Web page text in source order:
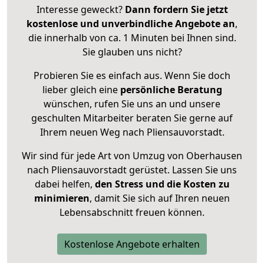
Interesse geweckt? Dann fordern Sie jetzt
kostenlose und unverbindliche Angebote an,
die innerhalb von ca. 1 Minuten bei Ihnen sind.
Sie glauben uns nicht?
Probieren Sie es einfach aus. Wenn Sie doch
lieber gleich eine persönliche Beratung
wünschen, rufen Sie uns an und unsere
geschulten Mitarbeiter beraten Sie gerne auf
Ihrem neuen Weg nach Pliensauvorstadt.
Wir sind für jede Art von Umzug von Oberhausen
nach Pliensauvorstadt gerüstet. Lassen Sie uns
dabei helfen, den Stress und die Kosten zu
minimieren, damit Sie sich auf Ihren neuen
Lebensabschnitt freuen können.
Kostenlose Angebote erhalten